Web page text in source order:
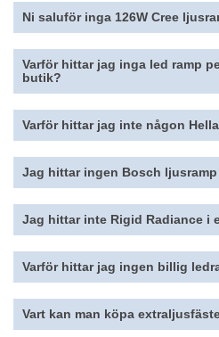
Ni saluför inga 126W Cree
Varför hittar jag inga led ramp
butik?
Varför hittar jag inte någon
Jag hittar ingen Bosch
Jag hittar inte Rigid Radiance i
Varför hittar jag ingen billig
Vart kan man köpa